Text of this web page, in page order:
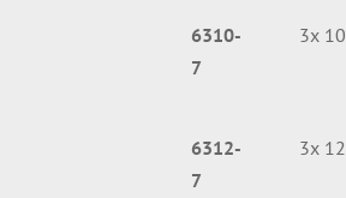
6310-
7
3x 10
6312-
7
3x 12